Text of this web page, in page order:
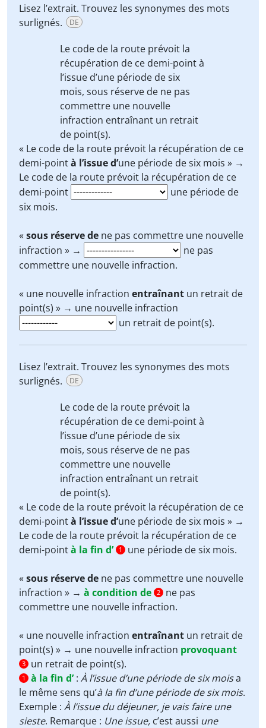
Lisez l’extrait. Trouvez les synonymes des mots
surlignés.
DE
Le code de la route prévoit la
récupération de ce demi-pointà
l’issue d’une période de six
mois, sous réserve de ne pas
commettre une nouvelle
infraction entraînant un retrait
de point(s).
« Le code de la route prévoit la récupération de ce
demi-pointà l’issue d’une période de six mois » →
Le code de la route prévoit la récupération de ce
demi-point
une période de
six mois.
«sous réserve de ne pas commettre une nouvelle
infraction » →
ne pas
commettre une nouvelle infraction.
« une nouvelle infraction entraînant un retrait de
point(s) » → une nouvelle infraction
un retrait de point(s).
Lisez l’extrait. Trouvez les synonymes des mots
surlignés.
DE
Le code de la route prévoit la
récupération de ce demi-pointà
l’issue d’une période de six
mois, sous réserve de ne pas
commettre une nouvelle
infraction entraînant un retrait
de point(s).
« Le code de la route prévoit la récupération de ce
demi-pointà l’issue d’une période de six mois » →
Le code de la route prévoit la récupération de ce
demi-pointà la fin d’ 1 une période de six mois.
«sous réserve de ne pas commettre une nouvelle
infraction » → à condition de 2
ne pas
commettre une nouvelle infraction.
« une nouvelle infraction entraînant un retrait de
point(s) » → une nouvelle infraction provoquant
3 un retrait de point(s).
1 à la fin d’: À l’issue d’une période de six moisa
le même sens qu’à la fin d’une période de six mois.
Exemple : À l’issue du déjeuner, je vais faire une
sieste. Remarque : Une issue, c’est aussi une